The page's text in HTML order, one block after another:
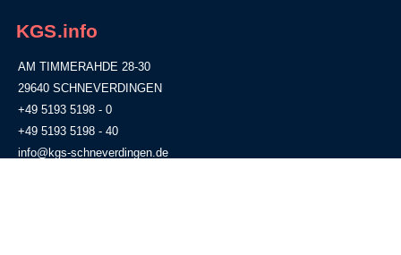
KGS.info
AM TIMMERAHDE 28-30
29640 SCHNEVERDINGEN
+49 5193 5198 - 0
+49 5193 5198 - 40
info@kgs-schneverdingen.de